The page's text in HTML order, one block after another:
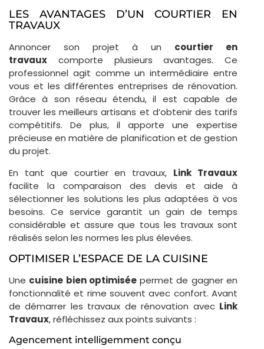
LES AVANTAGES D’UN COURTIER EN
TRAVAUX
Annoncer son projet à un courtier en
travaux comporte plusieurs avantages. Ce
professionnel agit comme un intermédiaire entre
vous et les différentes entreprises de rénovation.
Grâce à son réseau étendu, il est capable de
trouver les meilleurs artisans et d’obtenir des tarifs
compétitifs. De plus, il apporte une expertise
précieuse en matière de planification et de gestion
du projet.
En tant que courtier en travaux, Link Travaux
facilite la comparaison des devis et aide à
sélectionner les solutions les plus adaptées à vos
besoins. Ce service garantit un gain de temps
considérable et assure que tous les travaux sont
réalisés selon les normes les plus élevées.
OPTIMISER L’ESPACE DE LA CUISINE
Une cuisine bien optimiséepermet de gagner en
fonctionnalité et rime souvent avec confort. Avant
de démarrer les travaux de rénovation avec Link
Travaux, réfléchissez aux points suivants :
Agencement intelligemment conçu